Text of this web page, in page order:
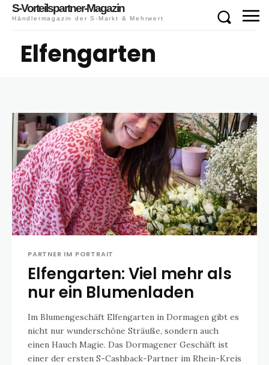
S-Vorteilspartner-Magazin
Händlermagazin der S-Markt & Mehrwert
Elfengarten
PARTNER IM PORTRAIT
Elfengarten: Viel mehr als
nur ein Blumenladen
Im Blumengeschäft Elfengarten in Dormagen gibt es
nicht nur wunderschöne Sträuße, sondern auch
einen Hauch Magie. Das Dormagener Geschäft ist
einer der ersten S-Cashback-Partner im Rhein-Kreis